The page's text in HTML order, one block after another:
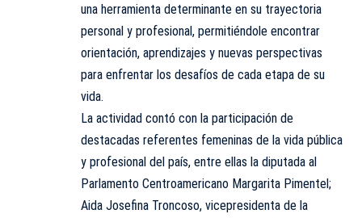
una herramienta determinante en su trayectoria
personal y profesional, permitiéndole encontrar
orientación, aprendizajes y nuevas perspectivas
para enfrentar los desafíos de cada etapa de su
vida.
La actividad contó con la participación de
destacadas referentes femeninas de la vida pública
y profesional del país, entre ellas la diputada al
Parlamento Centroamericano Margarita Pimentel;
Aida Josefina Troncoso, vicepresidenta de la